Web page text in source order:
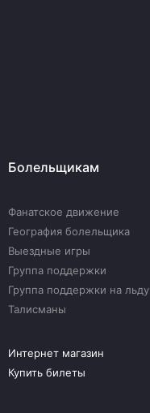
Болельщикам
Фанатское движение
География болельщика
Выездные игры
Группа поддержки
Группа поддержки на льду
Талисманы
Интернет магазин
Купить билеты